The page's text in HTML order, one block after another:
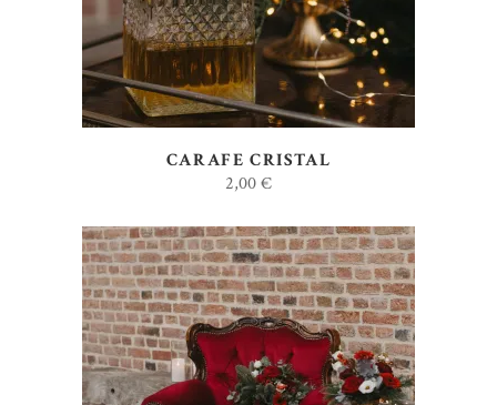
CARAFE CRISTAL
2,00€
AJOUTER AU DEVIS